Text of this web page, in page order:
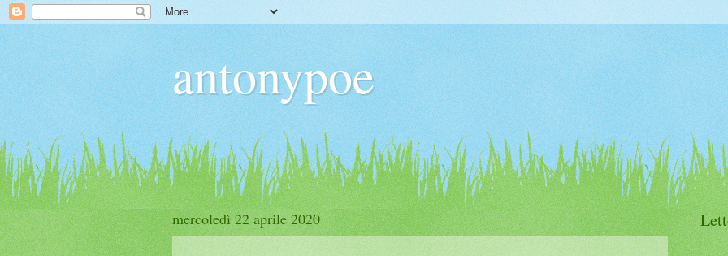
antonypoe
mercoledì 22 aprile 2020